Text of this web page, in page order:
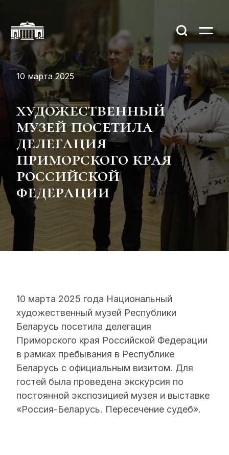
10 марта 2025
художественный
музей посетила
делегация
приморского края
российской
федерации
10 марта 2025 года Национальный
художественный музей Республики
Беларусь посетила делегация
Приморского края Российской Федерации
в рамках пребывания в Республике
Беларусь с официальным визитом. Для
гостей была проведена экскурсия по
постоянной экспозицией музея и выставке
«Россия-Беларусь. Пересечение судеб».